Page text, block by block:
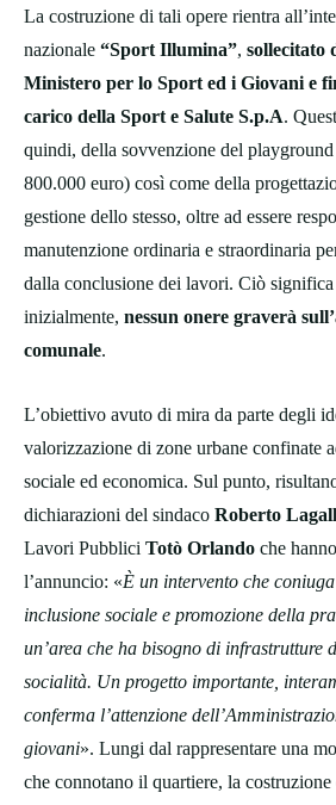
La costruzione di tali opere rientra
nazionale “Sport Illumina”, sollecitato
Ministero per lo Sport ed i Giovani e
carico della Sport e Salute S.p.A.
quindi, della sovvenzione del
800.000 euro) così come della
gestione dello stesso, oltre ad essere
manutenzione ordinaria e straordinaria
dalla conclusione dei lavori. Ciò
inizialmente, nessun onere graverà
comunale.
L’obiettivo avuto di mira da parte degli
valorizzazione di zone urbane confinate
sociale ed economica. Sul punto,
dichiarazioni del sindaco Roberto
Lavori Pubblici Totò Orlando che
l’annuncio: «È un intervento che
inclusione sociale e promozione della
un’area che ha bisogno di infrastrutture
socialità. Un progetto importante,
conferma l’attenzione
giovani». Lungi dal rappresentare una
che connotano il quartiere, la